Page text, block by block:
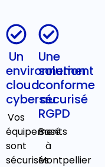
Un
environnement
cloud
cybersécurisé
Vos
équipements
sont
sécurisés
Une
solution
conforme
au
RGPD
Basé
à
Montpellier